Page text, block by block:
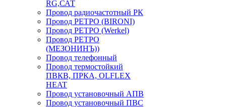
RG,САТ
Провод радиочастотный РК
Провод РЕТРО (BIRONI)
Провод РЕТРО (Werkel)
Провод РЕТРО
(МЕЗОНИНЪ))
Провод телефонный
Провод термостойкий
ПВКВ, ПРКА, OLFLEX
HEAT
Провод установочный АПВ
Провод установочный ПВС